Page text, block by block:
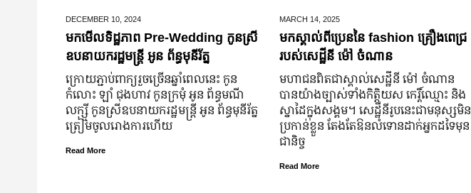
DECEMBER 10, 2024
មកមើលទិដ្ឋភាព Pre-Wedding កូនស្រី
ឧបនាយករដ្ឋមន្រ្តី អូន ព័ន្ធមុនីរ័ត្ន
ក្រោយ​ភ្ជាប់​ពាក្យ​រួច​ច្រើន​ឆ្នាំ​ពេលនេះ កូន
កំលោះ ឡាំ ជុងហាវ កូនក្រមុំ អូន ព័ន្ធមណី
លក្ស្មី កូនស្រី​ឧបនាយករដ្ឋមន្ត្រី អូន ព័ន្ធមុនីរ័ត្ន
ត្រៀម​ចូល​រោងការ​ហើយ
Read More
MARCH 14, 2025
មកស្គាល់ពីប្រេននៃ​ fashion គ្រឿងពេជ្រ
របស់សេដ្ឋីនី ម៉ៅ ចំណាន
មហាជន​ពិតជា​ស្គាល់​សេដ្ឋី​នី ម៉ៅ ចំណាន
បាន​យ៉ាង​ច្បាស់​ទាំង​កិត្តិយស កេរ្តិ៍ឈ្មោះ និង​
ស្នាដៃ​ក្នុង​សង្គម។ សេដ្ឋី​នី​រូប​នេះ​ជា​មនុស្ស​មិន​
ប្រកាន់​ខ្លួន តែងតែ​ឱនលំទោន​ដាក់​អ្នក​ដទៃ​មុន​
ជានិច្ច
Read More